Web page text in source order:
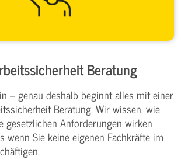
Beratung
– genau deshalb beginnt alles mit einer
Beratung. Wir wissen, wie
gesetzlichen Anforderungen wirken
wenn Sie keine eigenen Fachkräfte im